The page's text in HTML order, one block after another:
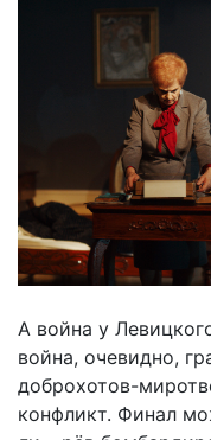
А война у
война, очевидно,
доброхотов-
конфликт. Финал